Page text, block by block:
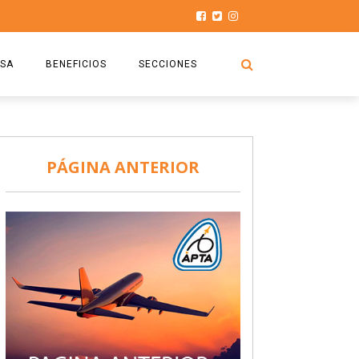
BENEFICIOS
COMISIÓN
SECCIONES
SEGURIDAD AÉREA
TURISMO Y RECREACIÓN
VIDEOS
PÁGINA ANTERIOR